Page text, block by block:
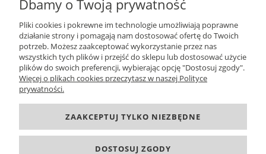
ZAPISZ SIĘ
Dbamy o Twoją prywatność
Pliki cookies i pokrewne im technologie umożliwiają poprawne
działanie strony i pomagają nam dostosować ofertę do Twoich
potrzeb. Możesz zaakceptować wykorzystanie przez nas
wszystkich tych plików i przejść do sklepu lub dostosować użycie
plików do swoich preferencji, wybierając opcję "Dostosuj zgody".
Więcej o plikach cookies przeczytasz w naszej Polityce
prywatności.
ZAAKCEPTUJ TYLKO NIEZBĘDNE
DOSTOSUJ ZGODY